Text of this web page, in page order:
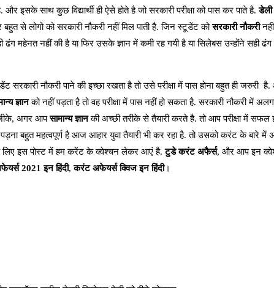
इसके साथ कुछ विद्यार्थी ही ऐसे होते है जो सरकारी परीक्षा को पास कर पाते है. डेली
से लोगो को सरकारी नौकरी नहीं मिल पाती है. जिन स्टूडेंट कोसरकारी नौकरी
महेनत नहीं की है या फिर उसके ज्ञान में कमी रह गयी है या सिलेबस उन्होंने सही
सरकारी नौकरी पाने की इच्छा रखता है तो उसे परीक्षा में पास होना बहुत ही
ज्ञानको नहीं पड़ता है तो वह परीक्षा में पास नहीं हो सकता है. सरकारी नौकरी में
अगर आपसामान्य ज्ञानकी अच्छी तरीके से तैयारी करते है. तो आप परीक्षा में
बहुत महत्वपूर्ण है आज आहार युवा तैयारी भी कर रहा है. तो उसको करंट के बारे में
लिए इस पोस्ट में हम करेंट के क्वेश्चन लेकर आएं है.टुडे करंट अफैर्स, और आप इन
2021 इन हिंदी,करंट अफेयर्स क्विज इन हिंदी।